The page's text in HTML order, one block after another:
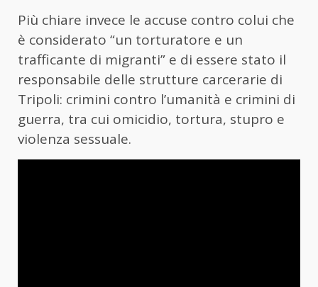
Più chiare invece le accuse contro colui che
è considerato “un torturatore e un
trafficante di migranti” e di essere stato il
responsabile delle strutture carcerarie di
Tripoli: crimini contro l’umanità e crimini di
guerra, tra cui omicidio, tortura, stupro e
violenza sessuale.